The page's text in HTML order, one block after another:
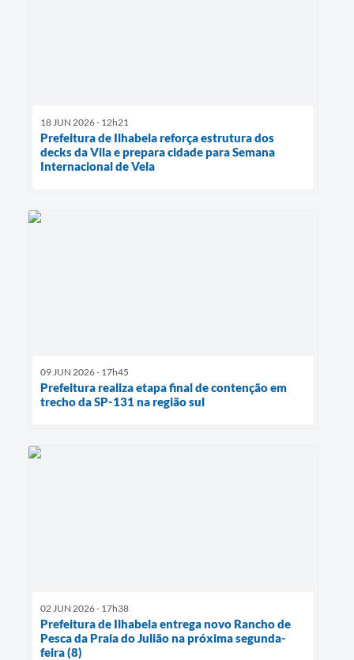
18 JUN 2026 - 12h21
Prefeitura de Ilhabela reforça estrutura dos
decks da Vila e prepara cidade para Semana
Internacional de Vela
09 JUN 2026 - 17h45
Prefeitura realiza etapa final de contenção em
trecho da SP-131 na região sul
02 JUN 2026 - 17h38
Prefeitura de Ilhabela entrega novo Rancho de
Pesca da Praia do Julião na próxima segunda-
feira (8)